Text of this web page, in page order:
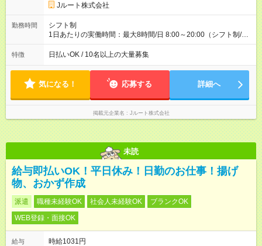
(日休み) ■月収80万円(43歳男性/墨田区在住)※元営業 1日200個
Jルート株式会社
勤務時間
シフト制
1日あたりの実働時間：最大8時間/日 8:00～20:00（シフト制/実
働8時間） ※週5日勤務（場所次第では週4も有り） ※配達状況に
よって時間外での勤務可能性有り ※案件により多少の前後あり
特徴 日払いOK / 10名以上の大量募集
気になる！ 応募する 詳細へ
掲載元企業名 Jルート株式会社
未読
給与即払いOK！平日休み！日勤のお仕事！揚げ
物、おかず作成
派遣 職種未経験OK 社会人未経験OK
ブランクOK
WEB登録・面接OK
給与
時給1031円